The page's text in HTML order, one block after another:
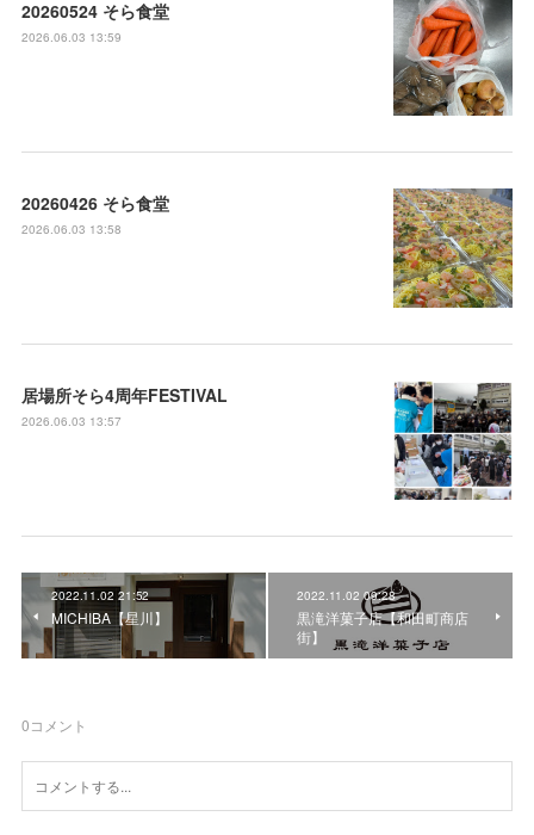
20260524 そら食堂
2026.06.03 13:59
20260426 そら食堂
2026.06.03 13:58
居場所そら4周年FESTIVAL
2026.06.03 13:57
2022.11.02 21:52
MICHIBA【星川】
2022.11.02 09:28
黒滝洋菓子店【和田町商店
街】
0コメント